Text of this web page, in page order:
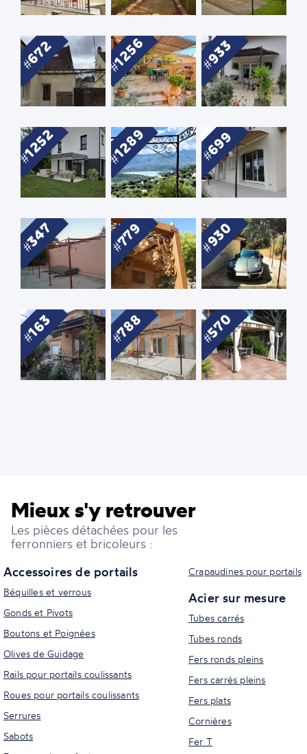
672 1256 933
1252 1289 699
347 779 930
163 788 570
Mieux s'y retrouver
Les pièces détachées pour les
ferronniers et bricoleurs :
Accessoires de portails
Béquilles et verrous
Gonds et Pivots
Boutons et Poignées
Olives de Guidage
Rails pour portails coulissants
Roues pour portails coulissants
Serrures
Sabots
Crapaudines pour portails
Acier sur mesure
Tubes carrés
Tubes ronds
Fers ronds pleins
Fers carrés pleins
Fers plats
Cornières
Fer T